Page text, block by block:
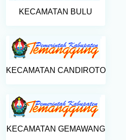
KECAMATAN BULU
KECAMATAN CANDIROTO
KECAMATAN GEMAWANG